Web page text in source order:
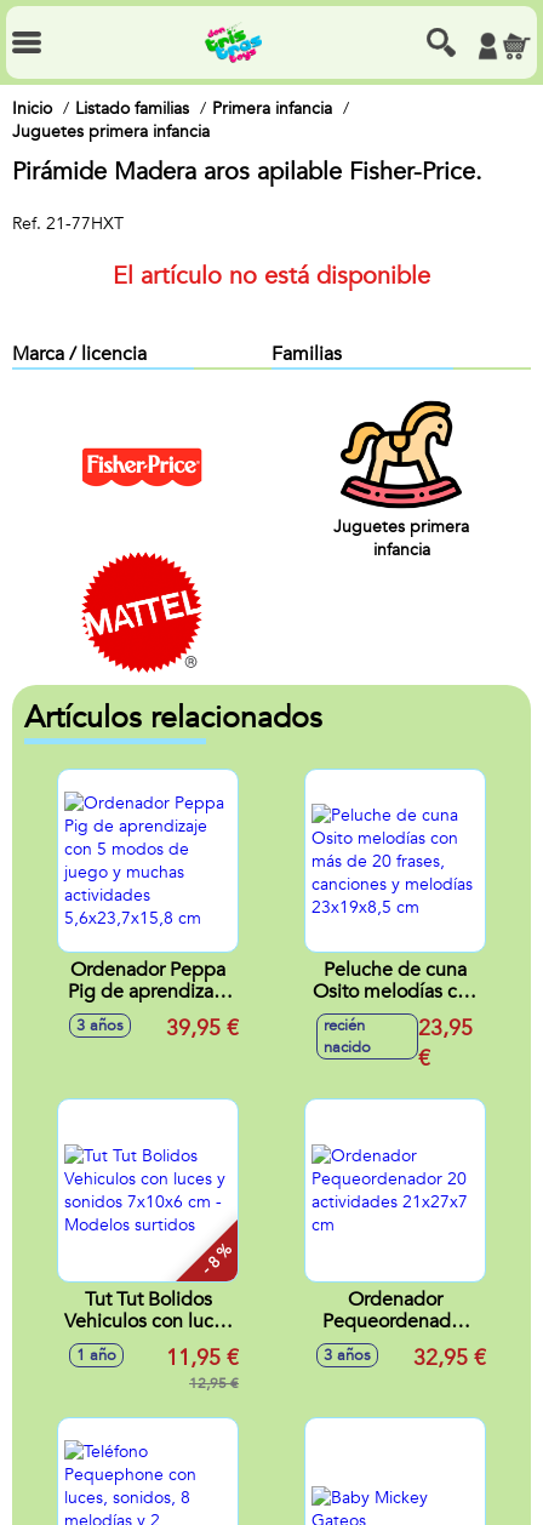
Inicio Listado familias
Primera infancia
Juguetes primera infancia
Pirámide Madera aros apilable Fisher-Price.
Ref. 21-77HXT
El artículo no está disponible
Marca / licencia Familias
Juguetes primera
infancia
Artículos relacionados
Ordenador Peppa
Pig de aprendizaje
con 5 modos de
juego y muchas
3 años 39,95 €
Peluche de cuna
Osito melodías con
más de 20 frases,
canciones y
melodías
recién
nacido
23,95
€
- 8 %
Tut Tut Bolidos
Vehiculos con luces
y sonidos 7x10x6
cm - Modelos
1 año 11,95 €
12,95 €
Ordenador
Pequeordenador
20 actividades
21x27x7 cm
3 años 32,95 €